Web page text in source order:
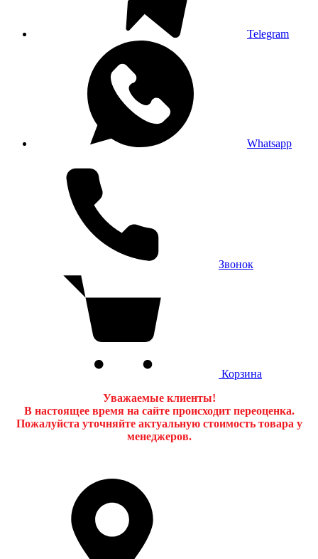
Telegram
Whatsapp
Звонок
Корзина
Уважаемые клиенты!
В настоящее время на сайте происходит переоценка.
Пожалуйста уточняйте актуальную стоимость товара у
менеджеров.